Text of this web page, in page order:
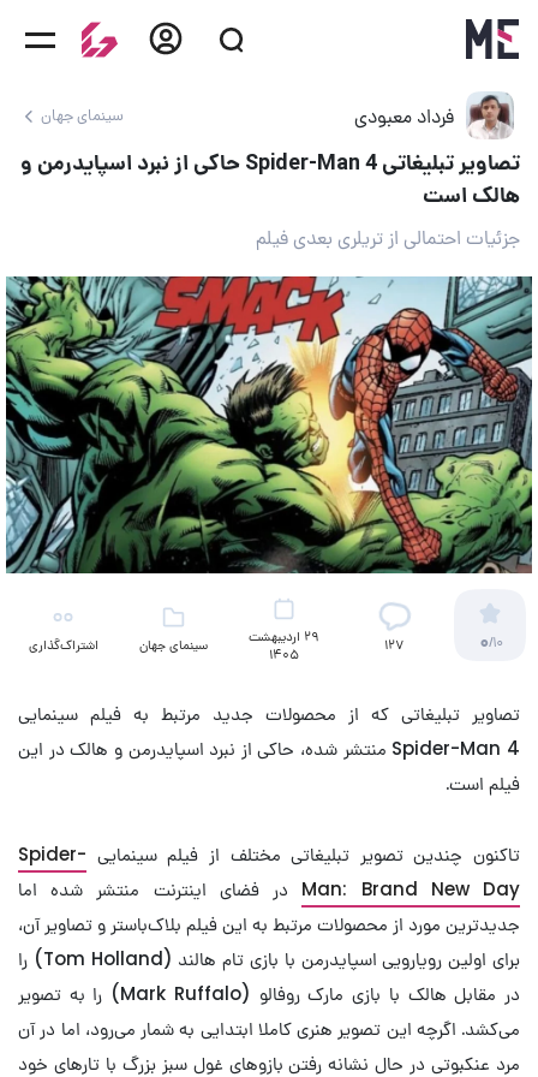
فرداد معبودی سینمای جهان
تصاویر تبلیغاتی Spider-Man 4 حاکی از نبرد اسپایدرمن و
هالک است
جزئیات احتمالی از تریلری بعدی فیلم
0/10
127
29 اردیبهشت
1405
سینمای جهان اشتراک‌گذاری
تصاویر تبلیغاتی که از محصولات جدید مرتبط به فیلم سینمایی
Spider-Man 4 منتشر شده، حاکی از نبرد اسپایدرمن و هالک در این
فیلم است.
تاکنون چندین تصویر تبلیغاتی مختلف از فیلم سینمایی Spider-
Man: Brand New Day در فضای اینترنت منتشر شده اما
جدیدترین مورد از محصولات مرتبط به این فیلم بلاک‌باستر و تصاویر آن،
برای اولین رویارویی اسپایدرمن با بازی تام هالند (Tom Holland) را
در مقابل هالک با بازی مارک روفالو (Mark Ruffalo) را به تصویر
می‌کشد. اگرچه این تصویر هنری کاملا ابتدایی به شمار می‌رود، اما در آن
مرد عنکبوتی در حال نشانه‌ رفتن بازوهای غول سبز بزرگ با تارهای خود